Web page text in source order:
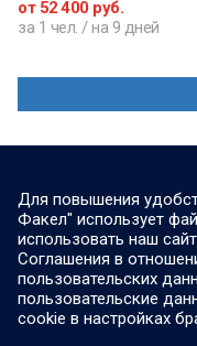
от 52 400 руб.
за 1 чел. / на 9 дней
Для повышения
Факел" использует
использовать наш
Соглашения в
пользовательских
пользовательские
cookie в настройках